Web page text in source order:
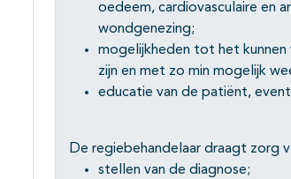
oedeem, cardiovasculaire en
wondgenezing;
mogelijkheden tot het kunnen
zijn en met zo min mogelijk
educatie van de patiënt,
De regiebehandelaar draagt zorg
stellen van de diagnose;